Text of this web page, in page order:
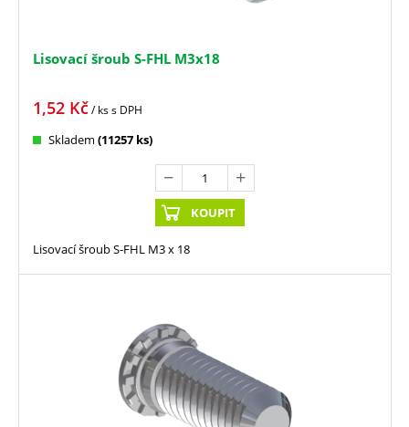
Lisovací šroub S-FHL M3x18
1,52 Kč/ kss DPH
Skladem (11257 ks)
KOUPIT
Lisovací šroub S-FHL M3 x 18